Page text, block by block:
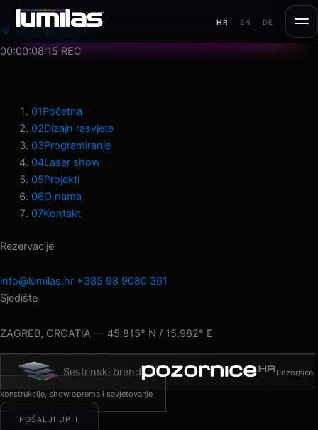
Preskoči
na
sadržaj
MENU
00:00:10:19 REC
HR EN DE
01Početna
02Dizajn rasvjete
03Programiranje
04Laser show
05Projekti
06O nama
07Kontakt
Rezervacije
info@lumilas.hr +385 98 9080 361
Sjedište
ZAGREB, CROATIA — 45.815° N / 15.982° E
Sestrinski brend Pozornice,
konstrukcije, show oprema i savjetovanje
POŠALJI UPIT